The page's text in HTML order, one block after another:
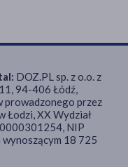
DOZ.PL sp. z o.o. z
94-406 Łódź,
prowadzonego przez
Łodzi, XX Wydział
0000301254, NIP
18 725